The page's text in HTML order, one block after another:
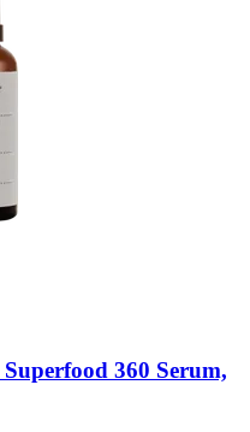
Superfood 360 Serum,